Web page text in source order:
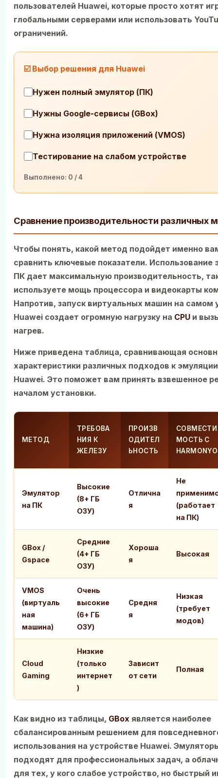
пользователей Huawei, которые просто хотят
глобальными серверами или использовать
ограничений.
☑️ Выбор решения для Huawei
Нужен полный эмулятор (ПК)
Нужны Google-сервисы (GBox)
Нужна изоляция приложений (VMOS)
Тестирование на слабом устройстве
Выполнено: 0 / 4
Сравнение производительности различных
Чтобы понять, какой метод подойдет именно
сравнить ключевые показатели. Использование
ПК дает максимальную производительность,
используете мощь процессора и видеокарты
Напротив, запуск виртуальных машин на самом
Huawei создает огромную нагрузку на CPU и
нагрев.
Ниже приведена таблица, сравнивающая
характеристики различных подходов к
Huawei. Это поможет вам принять взвешенное
началом установки.
МЕТОД
ТРЕБОВА
НИЯ К
ЖЕЛЕЗУ
ПРОИЗВ
ОДИТЕЛ
ЬНОСТЬ
СОВМЕСТИ
МОСТЬ С
Эмулятор
на ПК
Высокие
(8+ ГБ
ОЗУ)
Отлична
я
Не
(работает
на ПК)
GBox /
Gspace
Средние
(4+ ГБ
ОЗУ)
Хороша
я
Высокая
VMOS
(виртуаль
ная
машина)
Очень
высокие
(6+ ГБ
ОЗУ)
Средня
я
Низкая
(требует
модов)
Cloud
Gaming
Низкие
(только
интернет
)
Зависит
от сети
Полная
Как видно из таблицы, GBox является наиболее
сбалансированным решением для
использования на устройстве Huawei.
подходят для профессиональных задач, а
для тех, у кого слабое устройство, но быстрый